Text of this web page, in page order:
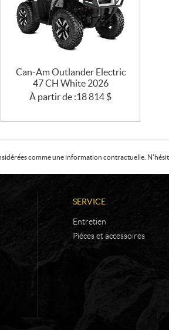
Can-Am Outlander Electric
47 CH White 2026
À partir de :18 814 $
comme une information contractuelle.
SERVICE
Entretien
Pièces et accessoires